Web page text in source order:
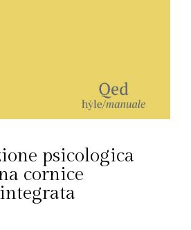
psicologica
cornice